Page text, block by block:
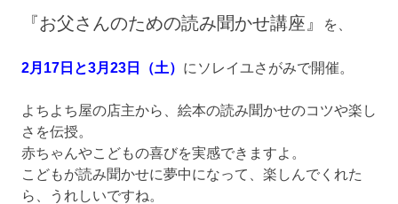
『お父さんのための読み聞かせ講座』 を、
2月17日と3月23日（土） にソレイユさがみで開催。
よちよち屋の店主から、絵本の読み聞かせのコツや楽し
さを伝授。
赤ちゃんやこどもの喜びを実感できますよ。
こどもが読み聞かせに夢中になって、楽しんでくれた
ら、うれしいですね。